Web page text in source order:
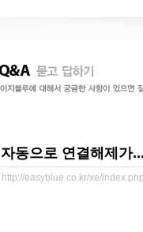
자동으로 연결해제가
http://easyblue.co.kr/xe/